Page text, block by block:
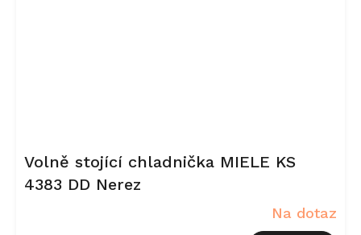
Volně stojící chladnička MIELE KS
4383 DD Nerez
Na dotaz